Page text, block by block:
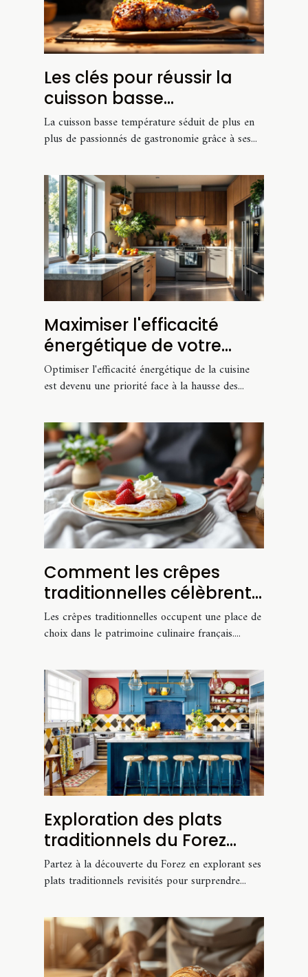
Les clés pour réussir la
cuisson basse
température chez soi
La cuisson basse température séduit de plus en
plus de passionnés de gastronomie grâce à ses...
Maximiser l'efficacité
énergétique de votre
cuisine
Optimiser l'efficacité énergétique de la cuisine
est devenu une priorité face à la hausse des...
Comment les crêpes
traditionnelles célèbrent
la culture culinaire
française ?
Les crêpes traditionnelles occupent une place de
choix dans le patrimoine culinaire français....
Exploration des plats
traditionnels du Forez
avec des recettes
modernisées
Partez à la découverte du Forez en explorant ses
plats traditionnels revisités pour surprendre...